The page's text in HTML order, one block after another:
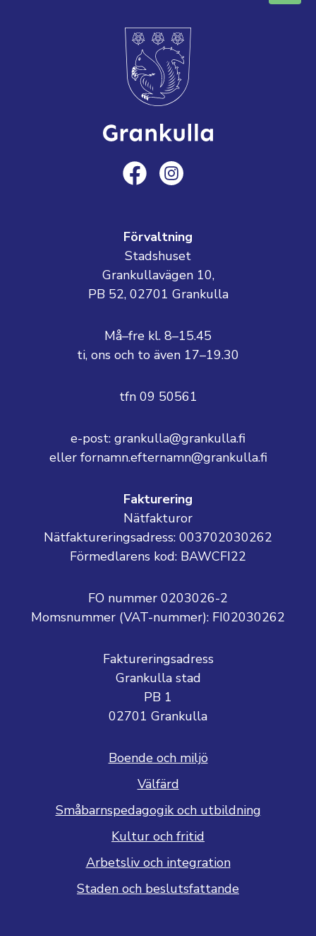
Förvaltning
Stadshuset
Grankullavägen 10,
PB 52, 02701 Grankulla
Må–fre kl. 8–15.45
ti, ons och to även 17–19.30
tfn 09 50561
e-post: grankulla@grankulla.fi
eller fornamn.efternamn@grankulla.fi
Fakturering
Nätfakturor
Nätfaktureringsadress: 003702030262
Förmedlarens kod: BAWCFI22
FO nummer 0203026-2
Momsnummer (VAT-nummer): FI02030262
Faktureringsadress
Grankulla stad
PB 1
02701 Grankulla
Boende och miljö
Välfärd
Småbarnspedagogik och utbildning
Kultur och fritid
Arbetsliv och integration
Staden och beslutsfattande